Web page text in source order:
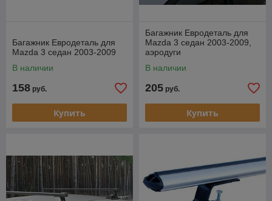
Багажник Евродеталь для
Mazda 3 седан 2003-2009
В наличии
158 руб.
Купить
Багажник Евродеталь для
Mazda 3 седан 2003-2009,
аэродуги
В наличии
205 руб.
Купить